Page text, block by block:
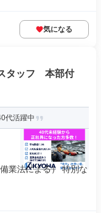
気になる
タッフ 本部付
代活躍中
業法による） 特別な